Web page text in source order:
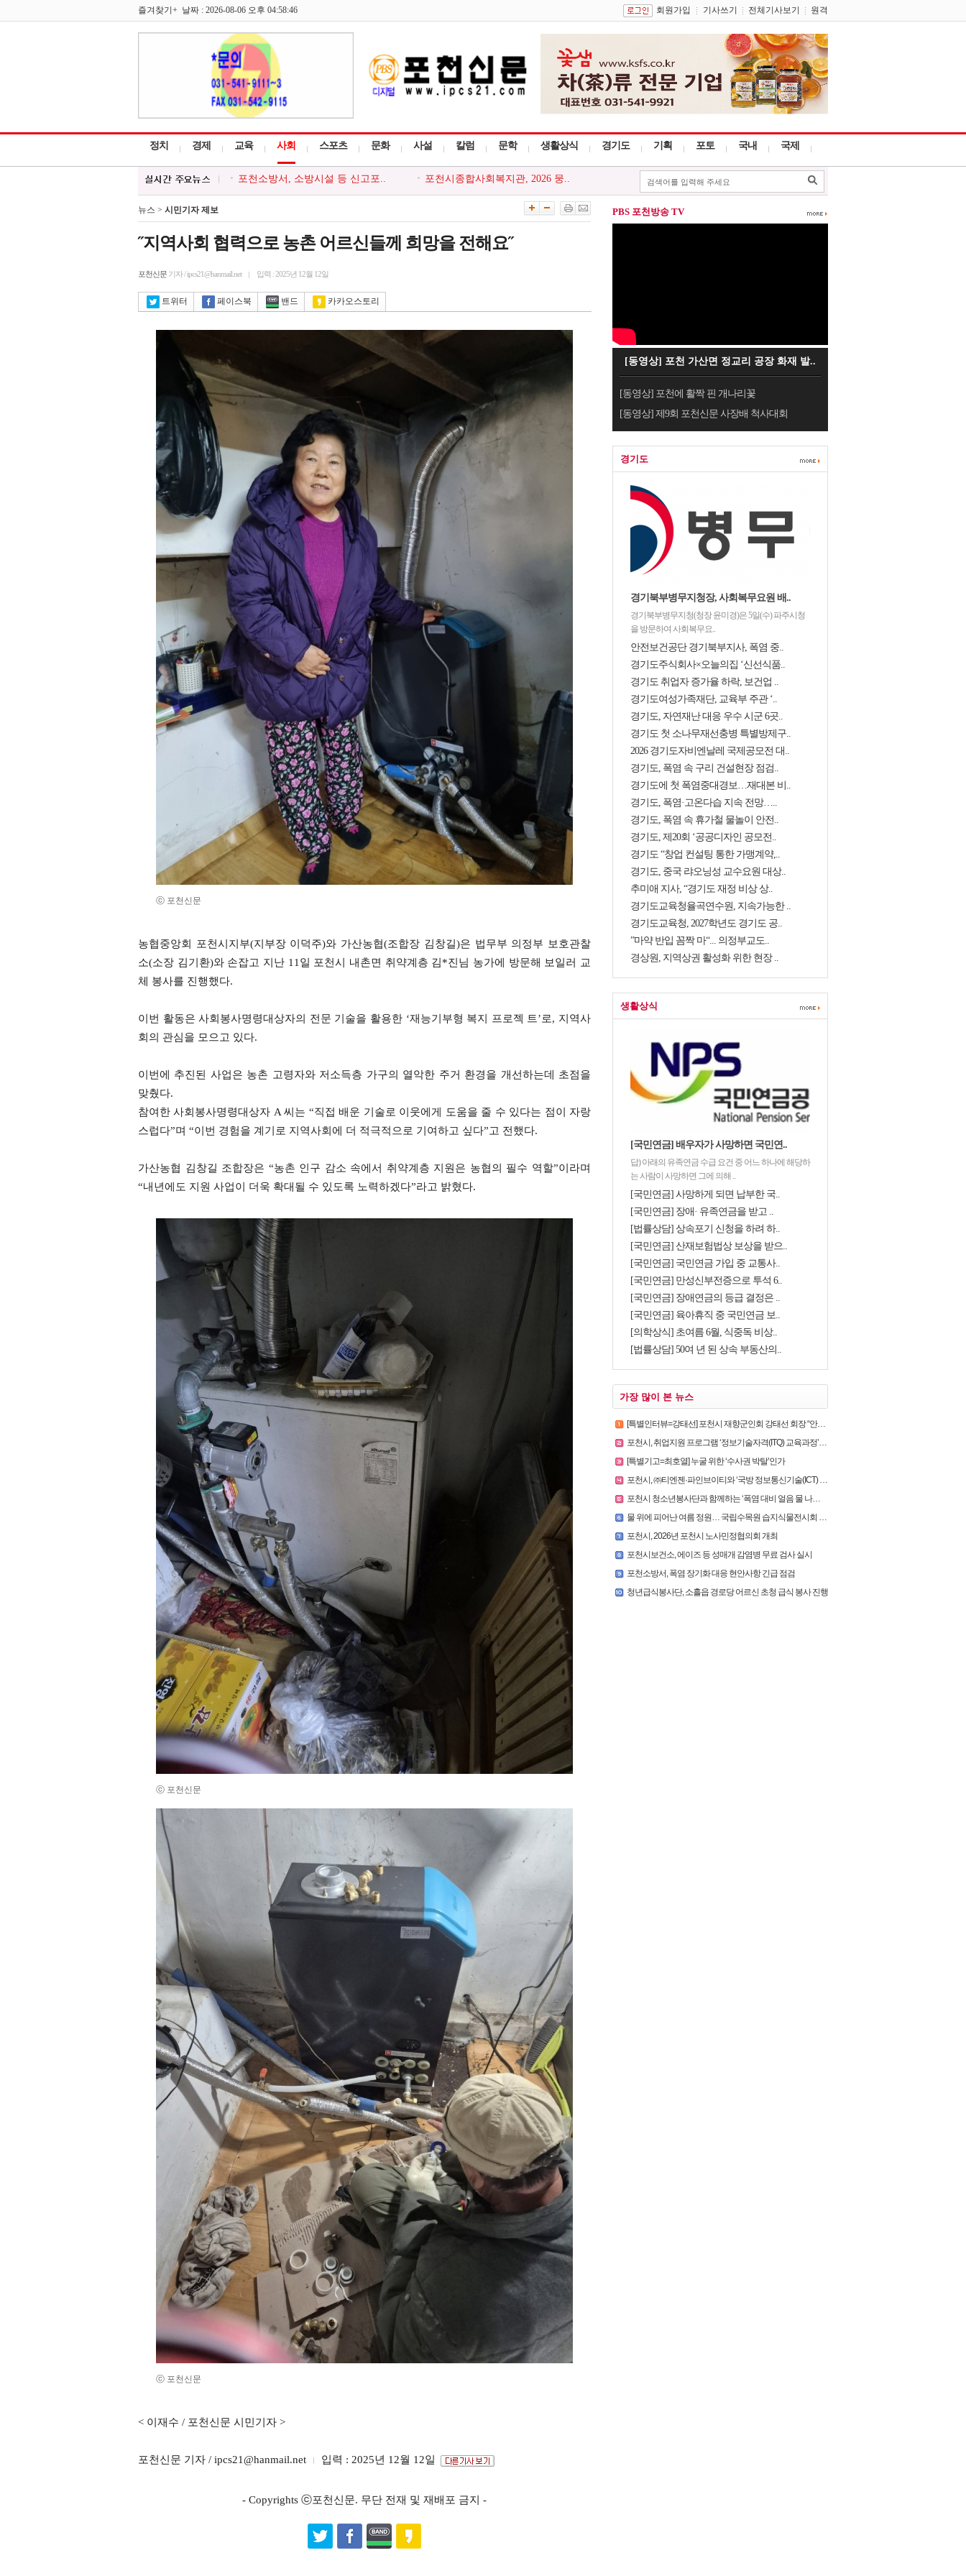
즐겨찾기+ 날짜 : 2026-08-06 오후 04:58:46 회원가입 기사쓰기 전체기사보기 원격
정치 경제 교육 사회 스포츠 문화 사설 칼럼 문학 생활상식 경기도 기획 포토 국내 국제
포천시종합사회복지관, 지역주민..
포천시, 한국공인중개사협회 포..
포천시 감사담당관, 찾아가는 읍..
포천시 드림스타트, `나를 지키..
포천시, 접경지역 특성 반영한 2..
최순자 경기도의원-포천시, 주요..
포천소방서, 여름철 화재예방 중..
포천소방서, 소방시설 등 신고포..
포천시종합사회복지관, 2026 뭉..
뉴스 > 시민기자 제보
˝지역사회 협력으로 농촌 어르신들께 희망을 전해요˝
포천신문 기자 / ipcs21@hanmail.net 입력 : 2025년 12월 12일
트위터 페이스북 밴드 카카오스토리
ⓒ 포천신문
농협중앙회 포천시지부(지부장 이덕주)와 가산농협(조합장 김창길)은 법무부 의정부 보호관찰
소(소장 김기환)와 손잡고 지난 11일 포천시 내촌면 취약계층 김*진님 농가에 방문해 보일러 교
체 봉사를 진행했다.
이번 활동은 사회봉사명령대상자의 전문 기술을 활용한 ‘재능기부형 복지 프로젝 트’로, 지역사
회의 관심을 모으고 있다.
이번에 추진된 사업은 농촌 고령자와 저소득층 가구의 열악한 주거 환경을 개선하는데 초점을
맞췄다.
참여한 사회봉사명령대상자 A 씨는 “직접 배운 기술로 이웃에게 도움을 줄 수 있다는 점이 자랑
스럽다”며 “이번 경험을 계기로 지역사회에 더 적극적으로 기여하고 싶다”고 전했다.
가산농협 김창길 조합장은 “농촌 인구 감소 속에서 취약계층 지원은 농협의 필수 역할”이라며
“내년에도 지원 사업이 더욱 확대될 수 있도록 노력하겠다”라고 밝혔다.
ⓒ 포천신문
ⓒ 포천신문
< 이재수 / 포천신문 시민기자 >
포천신문 기자 / ipcs21@hanmail.net 입력 : 2025년 12월 12일
- Copyrights ⓒ포천신문. 무단 전재 및 재배포 금지 -
PBS 포천방송 TV
[동영상] 포천 가산면 정교리 공장 화재 발..
[동영상] 포천에 활짝 핀 개나리꽃
[동영상] 제9회 포천신문 사장배 척사대회
경기도
경기북부병무지청장, 사회복무요원 배..
경기북부병무지청(청장 윤미경)은 5일(수) 파주시청
을 방문하여 사회복무요..
안전보건공단 경기북부지사, 폭염 중..
경기도주식회사×오늘의집 ‘신선식품..
경기도 취업자 증가율 하락, 보건업 ..
경기도여성가족재단, 교육부 주관 ‘..
경기도, 자연재난 대응 우수 시군 6곳..
경기도 첫 소나무재선충병 특별방제구..
2026 경기도자비엔날레 국제공모전 대..
경기도, 폭염 속 구리 건설현장 점검..
경기도에 첫 폭염중대경보…재대본 비..
경기도, 폭염·고온다습 지속 전망…..
경기도, 폭염 속 휴가철 물놀이 안전..
경기도, 제20회 ‘공공디자인 공모전..
경기도 “창업 컨설팅 통한 가맹계약,..
경기도, 중국 랴오닝성 교수요원 대상..
추미애 지사, “경기도 재정 비상 상..
경기도교육청율곡연수원, 지속가능한 ..
경기도교육청, 2027학년도 경기도 공..
”마약 반입 꼼짝 마“... 의정부교도..
경상원, 지역상권 활성화 위한 현장 ..
생활상식
[국민연금] 배우자가 사망하면 국민연..
답) 아래의 유족연금 수급 요건 중 어느 하나에 해당하
는 사람이 사망하면 그에 의해 ..
[국민연금] 사망하게 되면 납부한 국..
[국민연금] 장애· 유족연금을 받고 ..
[법률상담] 상속포기 신청을 하려 하..
[국민연금] 산재보험법상 보상을 받으..
[국민연금] 국민연금 가입 중 교통사..
[국민연금] 만성신부전증으로 투석 6..
[국민연금] 장애연금의 등급 결정은 ..
[국민연금] 육아휴직 중 국민연금 보..
[의학상식] 초여름 6월, 식중독 비상..
[법률상담] 50여 년 된 상속 부동산의..
가장 많이 본 뉴스
[특별인터뷰=강태선] 포천시 재향군인회 강태선 회장 “안보의식 확립과 지역사회 봉사로 신뢰받는 향군 만..
포천시, 취업지원 프로그램 ‘정보기술자격(ITQ) 교육과정’ 운영
[특별기고=최호열] 누굴 위한 ‘수사권 박탈’인가
포천시, ㈜티엔젠·파인브이티와 ‘국방 정보통신기술(ICT) 융합보안’ 업무협약 체결
포천시 청소년봉사단과 함께하는 ‘폭염 대비 얼음 물 나눔’ 캠페인 실시
물 위에 피어난 여름 정원… 국립수목원 습지식물전시회 개최
포천시, 2026년 포천시 노사민정협의회 개최
포천시보건소, 에이즈 등 성매개 감염병 무료 검사 실시
포천소방서, 폭염 장기화 대응 현안사항 긴급 점검
청년급식봉사단, 소흘읍 경로당 어르신 초청 급식 봉사 진행